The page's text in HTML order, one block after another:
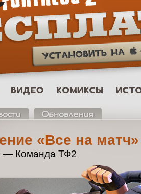
«Все на
— Команда ТФ2